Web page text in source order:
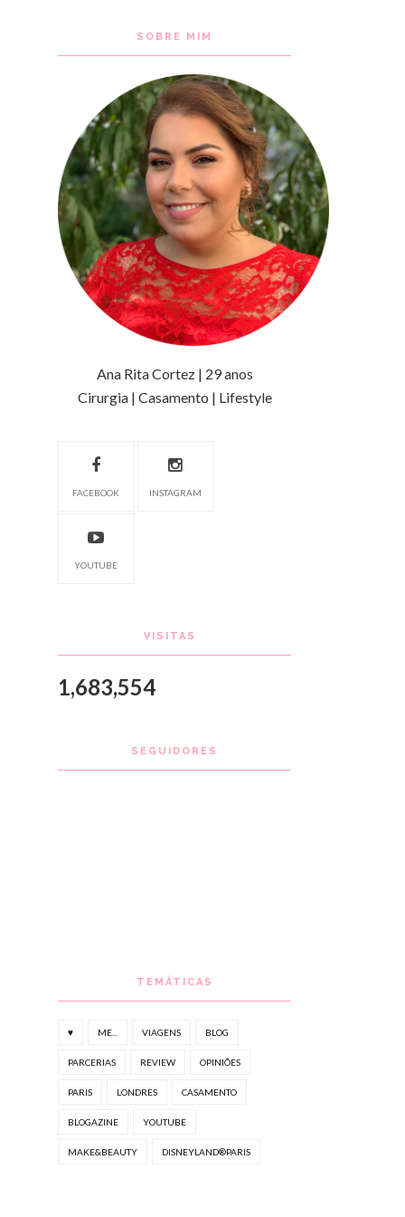
SOBRE MIM
Ana Rita Cortez | 29 anos
Cirurgia | Casamento | Lifestyle
FACEBOOK INSTAGRAM
YOUTUBE
VISITAS
1,683,554
SEGUIDORES
TEMÁTICAS
♥ ME... VIAGENS BLOG
PARCERIAS REVIEW OPINIÕES
PARIS LONDRES CASAMENTO
BLOGAZINE YOUTUBE
MAKE&BEAUTY DISNEYLAND®PARIS